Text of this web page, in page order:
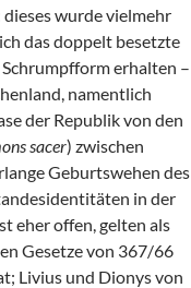
dieses wurde vielmehr
das doppelt besetzte
erhalten –
namentlich
der Republik von den
sacer) zwischen
Geburtswehen des
in der
eher offen, gelten als
Gesetze von 367/66
Livius und Dionys von